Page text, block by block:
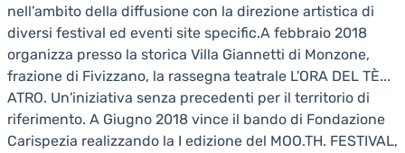
nell’ambito della diffusione con la direzione artistica di
diversi festival ed eventi site specific.A febbraio 2018
organizza presso la storica Villa Giannetti di Monzone,
frazione di Fivizzano, la rassegna teatrale L'ORA DEL TÈ...
ATRO. Un'iniziativa senza precedenti per il territorio di
riferimento. A Giugno 2018 vince il bando di Fondazione
Carispezia realizzando la I edizione del MOO.TH. FESTIVAL,